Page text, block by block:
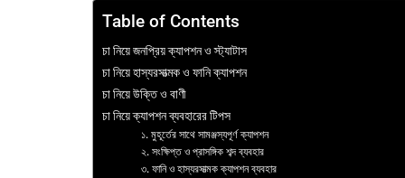
Table of Contents
চা নিয়ে জনপ্রিয় ক্যাপশন ও স্ট্যাটাস
চা নিয়ে হাস্যরসাত্মক ও ফানি ক্যাপশন
চা নিয়ে উক্তি ও বাণী
চা নিয়ে ক্যাপশন ব্যবহারের টিপস
১. মুহূর্তের সাথে সামঞ্জস্যপূর্ণ ক্যাপশন
২. সংক্ষিপ্ত ও প্রাসঙ্গিক শব্দ ব্যবহার
৩. ফানি ও হাস্যরসাত্মক ক্যাপশন ব্যবহার